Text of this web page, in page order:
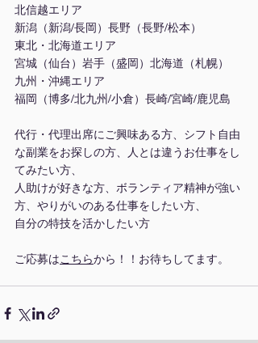
北信越エリア
新潟（新潟/長岡）長野（長野/松本）
東北・北海道エリア
宮城（仙台）岩手（盛岡）北海道（札幌）
九州・沖縄エリア
福岡（博多/北九州/小倉）長崎/宮崎/鹿児島
代行・代理出席にご興味ある方、シフト自由
な副業をお探しの方、人とは違うお仕事をし
てみたい方、
人助けが好きな方、ボランティア精神が強い
方、やりがいのある仕事をしたい方、
自分の特技を活かしたい方
ご応募はこちらから！！お待ちしてます。